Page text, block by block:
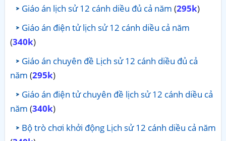
Giáo án lịch sử 12 cánh diều đủ cả năm (295k)
Giáo án điện tử lịch sử 12 cánh diều cả năm
(340k)
Giáo án chuyên đề Lịch sử 12 cánh diều đủ cả
năm (295k)
Giáo án điện tử chuyên đề lịch sử 12 cánh diều cả
năm (340k)
Bộ trò chơi khởi động Lịch sử 12 cánh diều cả năm